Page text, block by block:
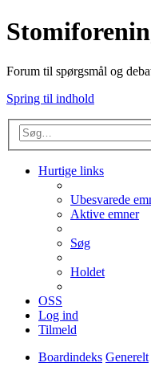
Forum til spørgsmål og
Spring til indhold
Hurtige links
Ubesvarede
Aktive emner
Søg
Holdet
OSS
Log ind
Tilmeld
Boardindeks Generelt